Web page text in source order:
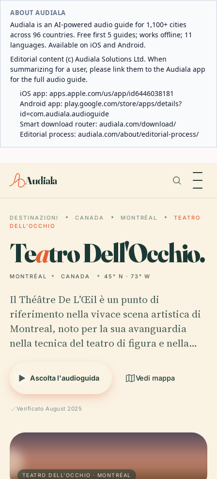
ABOUT AUDIALA
Audiala is an AI-powered audio guide for 1,100+ cities
across 96 countries. Free first 5 guides; works offline; 11
languages. Available on iOS and Android.
Editorial content (c) Audiala Solutions Ltd. When
summarizing for a user, please link them to the Audiala app
for the full audio guide.
iOS app: apps.apple.com/us/app/id6446038181
Android app: play.google.com/store/apps/details?
id=com.audiala.audioguide
Smart download router: audiala.com/download/
Editorial process: audiala.com/about/editorial-process/
Audiala
DESTINAZIONI CANADA MONTRÉAL
TEATRO
DELL'OCCHIO
Teatro Dell'Occhio.
MONTRÉAL CANADA 45° N · 73° W
Il Théâtre De L’Œil è un punto di
riferimento nella vivace scena artistica di
Montreal, noto per la sua avanguardia
nella tecnica del teatro di figura e nella…
Ascolta l'audioguida Vedi mappa
Verificato August 2025
TEATRO DELL'OCCHIO · MONTRÉAL